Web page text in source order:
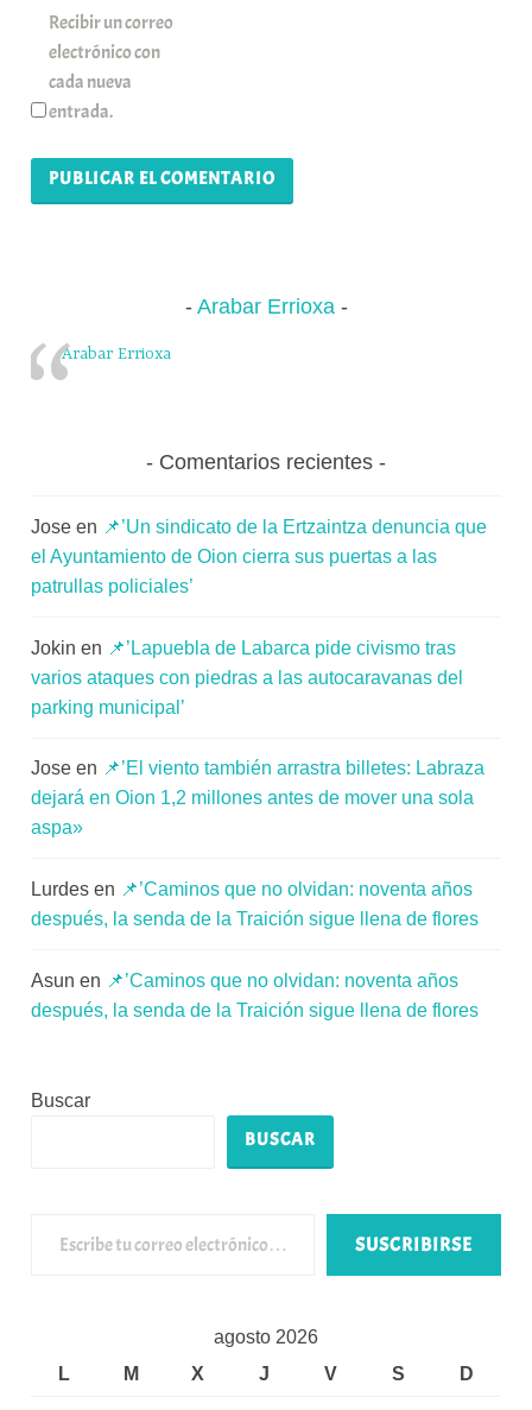
Recibir un correo
electrónico con
cada nueva
entrada.
Arabar Errioxa
Arabar Errioxa
Comentarios recientes
Jose en 📌’Un sindicato de la Ertzaintza denuncia que
el Ayuntamiento de Oion cierra sus puertas a las
patrullas policiales’
Jokin en 📌’Lapuebla de Labarca pide civismo tras
varios ataques con piedras a las autocaravanas del
parking municipal’
Jose en 📌’El viento también arrastra billetes: Labraza
dejará en Oion 1,2 millones antes de mover una sola
aspa»
Lurdes en 📌’Caminos que no olvidan: noventa años
después, la senda de la Traición sigue llena de flores
Asun en 📌’Caminos que no olvidan: noventa años
después, la senda de la Traición sigue llena de flores
Buscar
BUSCAR
SUSCRIBIRSE
agosto 2026
L
M X J V S D